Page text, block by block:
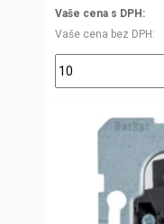
Vaše cena s DPH
Vaše cena bez DPH